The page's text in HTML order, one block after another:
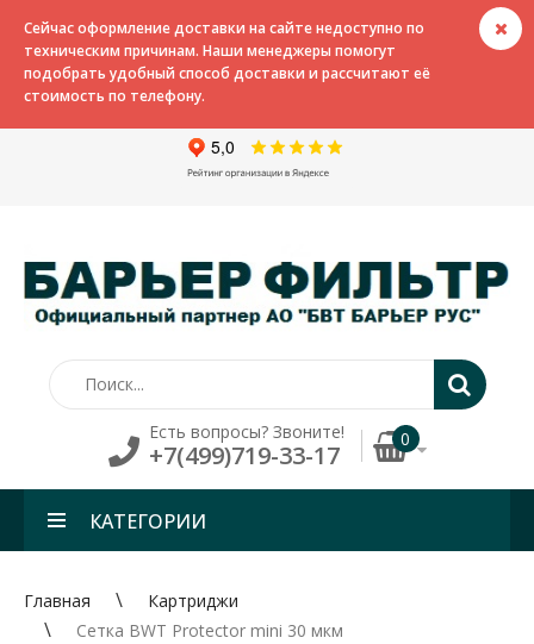
Сейчас оформление доставки на сайте недоступно по
техническим причинам. Наши менеджеры помогут
подобрать удобный способ доставки и рассчитают её
стоимость по телефону.
Есть вопросы? Звоните!
+7(499)719-33-17
0
КАТЕГОРИИ
Главная
Картриджи
Сетка BWT Protector mini 30 мкм